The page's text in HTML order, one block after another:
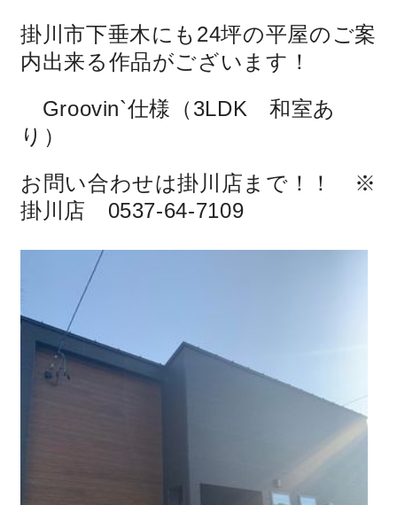
掛川市下垂木にも24坪の平屋のご案
内出来る作品がございます！
Groovin`仕様（3LDK 和室あ
り）
お問い合わせは掛川店まで！！ ※
掛川店 0537-64-7109